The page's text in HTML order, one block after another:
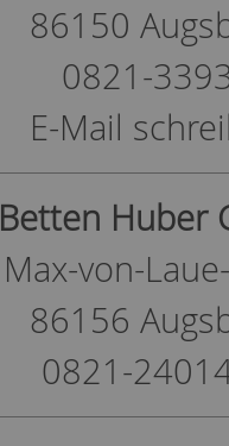
86150
0821-
E-Mail
Betten Huber
Max-von-
86156
0821-